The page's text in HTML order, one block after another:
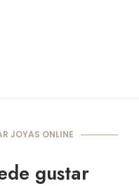
JOYAS ONLINE
gustar